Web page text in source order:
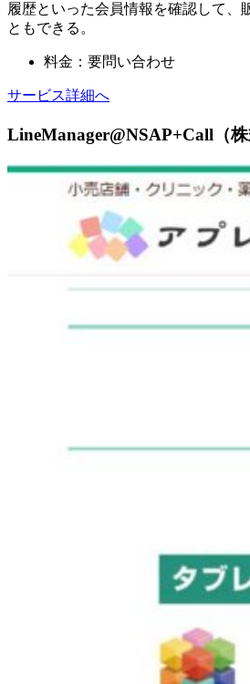
履歴といった会員情報を確認して、
ともできる。
料金：要問い合わせ
サービス詳細へ
LineManager@NSAP+Call（株